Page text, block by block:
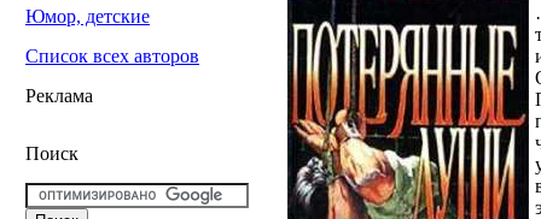
Юмор, детские
Список всех авторов
Реклама
Поиск